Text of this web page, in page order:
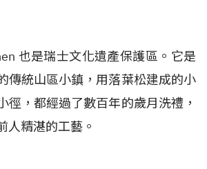
也是瑞士文化遺產保護區。它是
傳統山區小鎮，用落葉松建成的小
徑，都經過了數百年的歲月洗禮，
人精湛的工藝。